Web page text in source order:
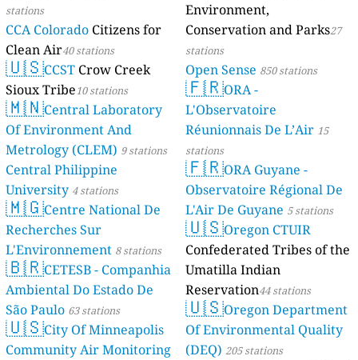
stations
CCA Colorado Citizens for
Clean Air40 stations
🇺🇸CCST Crow Creek
Sioux Tribe10 stations
🇲🇳Central Laboratory
Of Environment And
Metrology (CLEM) 9 stations
Central Philippine
University 4 stations
🇲🇬Centre National De
Recherches Sur
L'Environnement 8 stations
🇧🇷CETESB - Companhia
Ambiental Do Estado De
São Paulo 63 stations
🇺🇸City Of Minneapolis
Community Air Monitoring
Environment,
Conservation and Parks27
stations
Open Sense 850 stations
🇫🇷ORA -
L'Observatoire
Réunionnais De L’Air 15
stations
🇫🇷ORA Guyane -
Observatoire Régional De
L'Air De Guyane 5 stations
🇺🇸Oregon CTUIR
Confederated Tribes of the
Umatilla Indian
Reservation44 stations
🇺🇸Oregon Department
Of Environmental Quality
(DEQ) 205 stations